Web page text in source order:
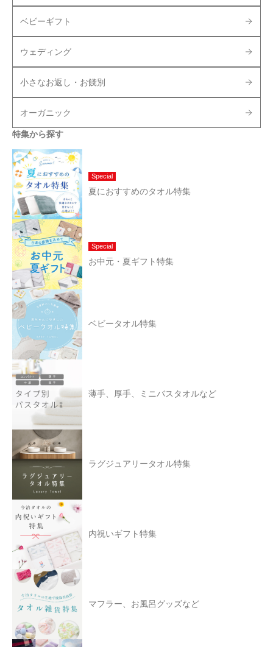
ベビーギフト
ウェディング
小さなお返し・お餞別
オーガニック
特集から探す
Special
夏におすすめのタオル特集
Special
お中元・夏ギフト特集
ベビータオル特集
薄手、厚手、ミニバスタオルなど
ラグジュアリータオル特集
内祝いギフト特集
マフラー、お風呂グッズなど